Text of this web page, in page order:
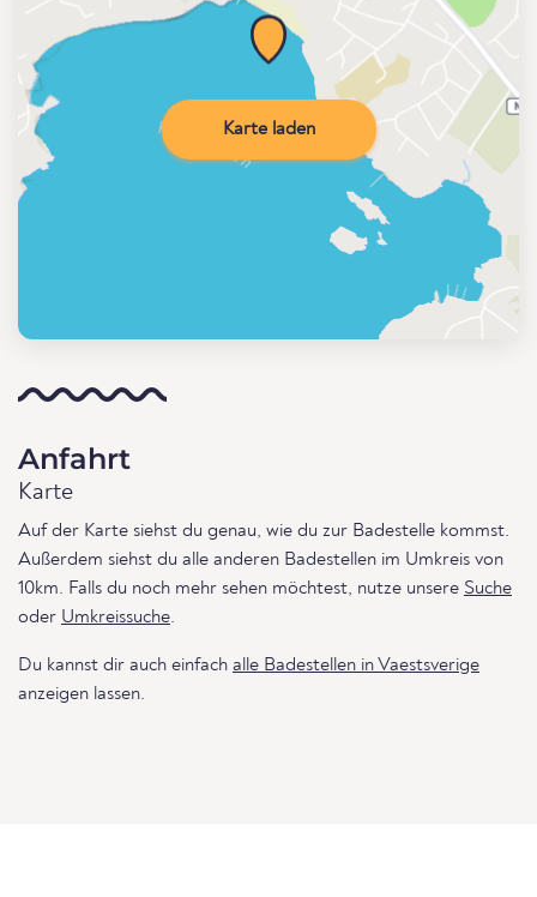
Karte laden
Anfahrt
Karte
Auf der Karte siehst du genau, wie du zur Badestelle kommst.
Außerdem siehst du alle anderen Badestellen im Umkreis von
10km. Falls du noch mehr sehen möchtest, nutze unsere Suche
oder Umkreissuche.
Du kannst dir auch einfach alle Badestellen in Vaestsverige
anzeigen lassen.